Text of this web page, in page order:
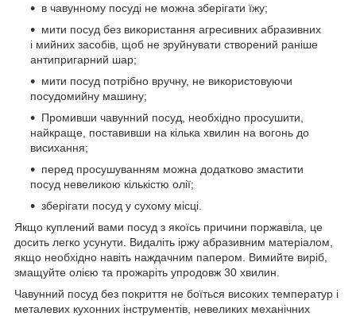
в чавунному посуді не можна зберігати їжу;
мити посуд без використання агресивних абразивних
і мийних засобів, щоб не зруйнувати створений раніше
антипригарний шар;
мити посуд потрібно вручну, не використовуючи
посудомийну машину;
Промивши чавунний посуд, необхідно просушити,
найкраще, поставивши на кілька хвилин на вогонь до
висихання;
перед просушуванням можна додатково змастити
посуд невеликою кількістю олії;
зберігати посуд у сухому місці.
Якщо куплений вами посуд з якоїсь причини поржавіла, це
досить легко усунути. Видаліть іржу абразивним матеріалом,
якщо необхідно навіть наждачним папером. Вимийте виріб,
змащуйте олією та прожаріть упродовж 30 хвилин.
Чавунний посуд без покриття не боїться високих температур і
металевих кухонних інструментів, невеликих механічних